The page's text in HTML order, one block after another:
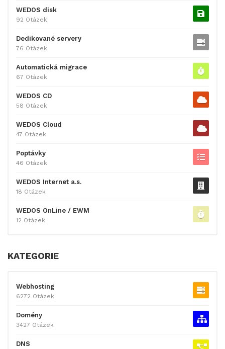
WEDOS disk
92 Otázek
Dedikované servery
76 Otázek
Automatická migrace
67 Otázek
WEDOS CD
58 Otázek
WEDOS Cloud
47 Otázek
Poptávky
46 Otázek
WEDOS Internet a.s.
18 Otázek
WEDOS OnLine / EWM
12 Otázek
KATEGORIE
Webhosting
6272 Otázek
Domény
3427 Otázek
DNS